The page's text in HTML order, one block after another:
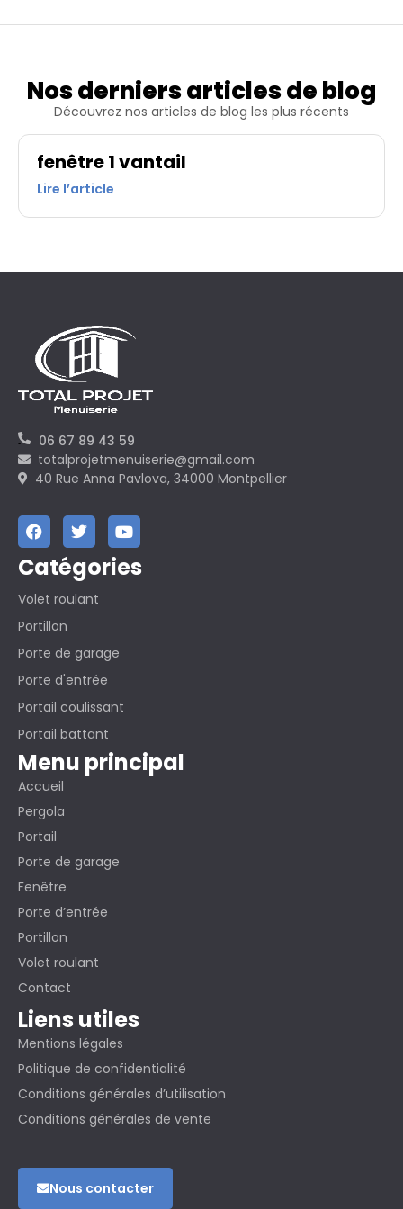
Nos derniers articles de blog
Découvrez nos articles de blog les plus récents
fenêtre 1 vantail
Lire l’article
06 67 89 43 59
totalprojetmenuiserie@gmail.com
40 Rue Anna Pavlova, 34000 Montpellier
Catégories
Volet roulant
Portillon
Porte de garage
Porte d'entrée
Portail coulissant
Portail battant
Menu principal
Accueil
Pergola
Portail
Porte de garage
Fenêtre
Porte d’entrée
Portillon
Volet roulant
Contact
Liens utiles
Mentions légales
Politique de confidentialité
Conditions générales d’utilisation
Conditions générales de vente
Nous contacter